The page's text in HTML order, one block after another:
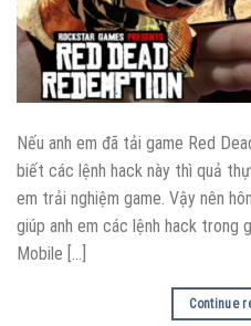
Nếu anh em đã tải game Red
biết các lệnh hack này thì quả
em trải nghiệm game. Vậy nên
giúp anh em các lệnh hack trong
Mobile […]
Continue